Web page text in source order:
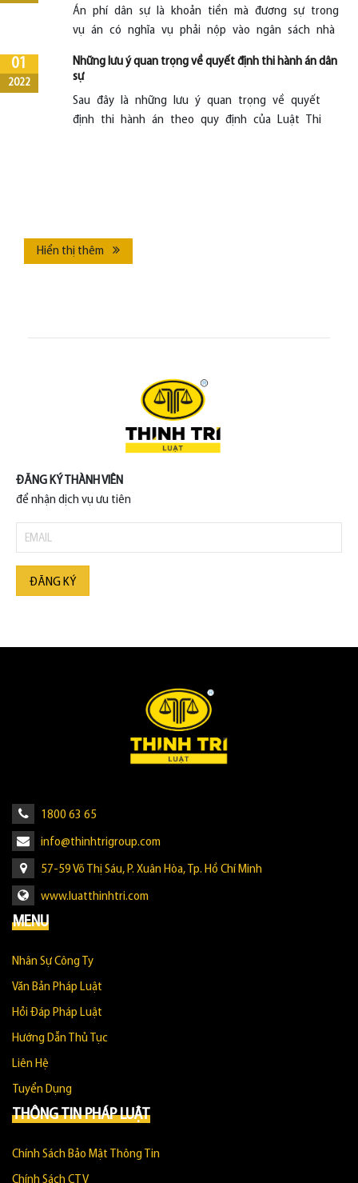
Án phí dân sự là khoản tiền mà đương sự trong
vụ án có nghĩa vụ phải nộp vào ngân sách nhà
01
2022
Những lưu ý quan trọng về quyết định thi hành án dân
sự
Sau đây là những lưu ý quan trọng về quyết
định thi hành án theo quy định của Luật Thi
Hiển thị thêm
ĐĂNG KÝ THÀNH VIÊN
để nhận dịch vụ ưu tiên
ĐĂNG KÝ
1800 63 65
info@thinhtrigroup.com
57-59 Võ Thị Sáu, P. Xuân Hòa, Tp. Hồ Chí Minh
www.luatthinhtri.com
MENU
Nhân Sự Công Ty
Văn Bản Pháp Luật
Hỏi Đáp Pháp Luật
Hướng Dẫn Thủ Tục
Liên Hệ
Tuyển Dụng
THÔNG TIN PHÁP LUẬT
Chính Sách Bảo Mật Thông Tin
Chính Sách CTV